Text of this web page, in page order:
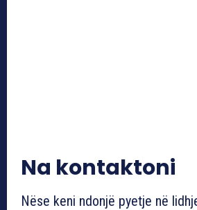
Na kontaktoni
Nëse keni ndonjë pyetje në